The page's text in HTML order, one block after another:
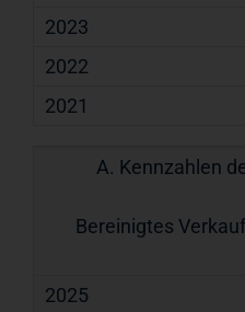
Bereinigtes